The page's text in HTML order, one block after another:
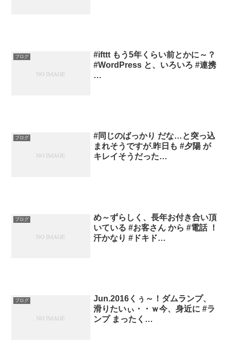
ブログ
#ifttt もう5年くらい前とかに～？
#WordPress と、いろいろ #連携
…
ブログ
#同じのばっかり だな…と突っ込
まれそうですが.昨日も #夕陽 が
キレイそうだった…
ブログ
め～ずらしく、長年お付き合い頂
いている #お客さん から #電話 ！
汗かなり #ドキド…
ブログ
Jun.2016くぅ～！ダムランプ、
滑りたいぃ・・ｗ今、身近に #ラ
ンプ まったく…